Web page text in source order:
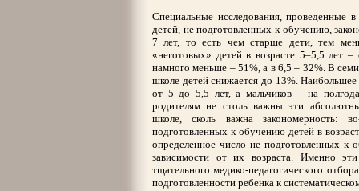
Специальные исследования, проведенные
детей, не подготовленных к обучению,
7 лет, то есть чем старше дети, тем
«неготовых» детей в возрасте 5–5,5 лет
намного меньше – 51%, а в 6,5 – 32%. В
школе детей снижается до 13%. Наибольшее
от 5 до 5,5 лет, а мальчиков – на
родителям не столь важны эти
школе, сколь важна закономерность:
подготовленных к обучению детей в
определенное число не подготовленных
зависимости от их возраста. Именно
тщательного медико-педагогического
подготовленности ребенка к